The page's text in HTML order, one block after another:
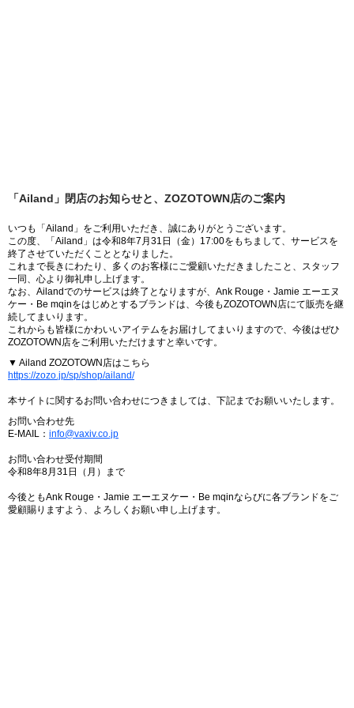
「Ailand」閉店のお知らせと、ZOZOTOWN店のご案内
いつも「Ailand」をご利用いただき、誠にありがとうございます。
この度、「Ailand」は令和8年7月31日（金）17:00をもちまして、サービスを
終了させていただくこととなりました。
これまで長きにわたり、多くのお客様にご愛顧いただきましたこと、スタッフ
一同、心より御礼申し上げます。
なお、Ailandでのサービスは終了となりますが、Ank Rouge・Jamie エーエヌ
ケー・Be mqinをはじめとするブランドは、今後もZOZOTOWN店にて販売を継
続してまいります。
これからも皆様にかわいいアイテムをお届けしてまいりますので、今後はぜひ
ZOZOTOWN店をご利用いただけますと幸いです。
▼ Ailand ZOZOTOWN店はこちら
https://zozo.jp/sp/shop/ailand/
本サイトに関するお問い合わせにつきましては、下記までお願いいたします。
お問い合わせ先
E-MAIL： info@vaxiv.co.jp
お問い合わせ受付期間
令和8年8月31日（月）まで
今後ともAnk Rouge・Jamie エーエヌケー・Be mqinならびに各ブランドをご
愛顧賜りますよう、よろしくお願い申し上げます。